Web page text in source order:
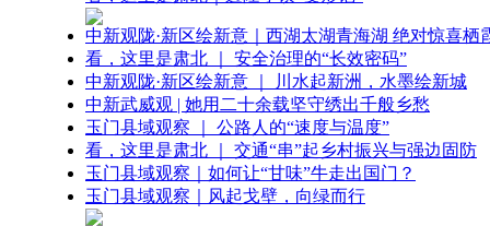
中新观陇·新区绘新意｜西湖太湖青海湖 绝对惊喜栖
看，这里是肃北 ｜ 安全治理的“长效密码”
中新观陇·新区绘新意 ｜ 川水起新洲，水墨绘新城
中新武威观 | 她用二十余载坚守绣出千般乡愁
玉门县域观察 ｜ 公路人的“速度与温度”
看，这里是肃北 ｜ 交通“串”起乡村振兴与强边固防
玉门县域观察｜如何让“甘味”牛走出国门？
玉门县域观察｜风起戈壁，向绿而行